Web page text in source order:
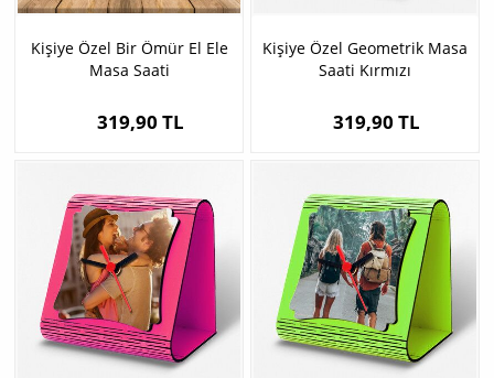
Kişiye Özel Bir Ömür El Ele
Masa Saati
319,90 TL
Kişiye Özel Geometrik Masa
Saati Kırmızı
319,90 TL